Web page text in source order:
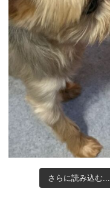
さらに読み込む...